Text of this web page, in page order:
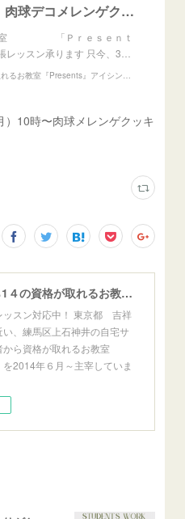
『募集中！1day限定 肉球デコメレンゲクッキー』
教室 「Ｐｒｅｓｅｎｔ
レッスン承ります 只今、3…
東京サロン＆オンラインで資格が取れるお教室『Presents』アイシングクッキー、練り切りアート、あんフラワー、フラワーゼリー教室
10時〜肉球メレンゲクッキ
初心者から1４の資格が取れるお教室「Presents」東京自宅サロン＆オンライン
ッスン対応中！ 東京都 吉祥
、練馬区上石神井の自宅サ
から資格が取れるお教室
を2014年６月～主宰していま